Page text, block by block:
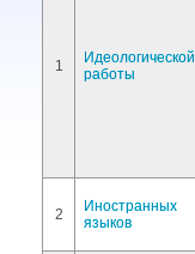
1
Идеологической
работы
2
Иностранных
языков